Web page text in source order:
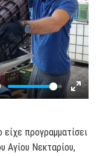
προγραμματίσει
Αγίου Νεκταρίου,